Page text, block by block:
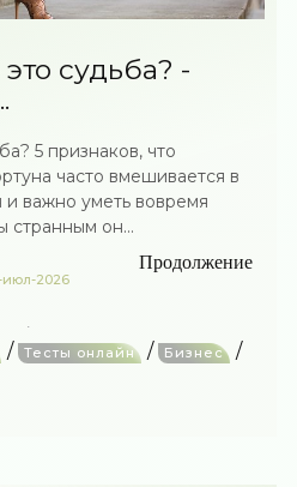
судьба? -
5 признаков, что
часто вмешивается в
важно уметь вовремя
странным он...
Продолжение
июл-2026
/ Тесты онлайн / Бизнес /